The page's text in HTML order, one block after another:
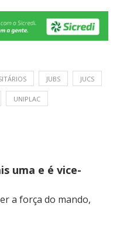
JUBS JUCS
UNIPLAC
uma e é vice-
a força do mando,